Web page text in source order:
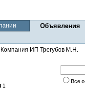
Объявления
ИП Трегубов М.Н.
1
Все